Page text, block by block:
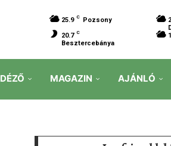
25.9 C Pozsony
20.7 C
Besztercebánya
MAGAZIN AJÁNLÓ